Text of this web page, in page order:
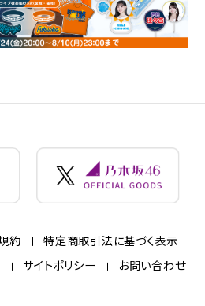
約
特定商取引法に基づく表示
サイトポリシー お問い合わせ